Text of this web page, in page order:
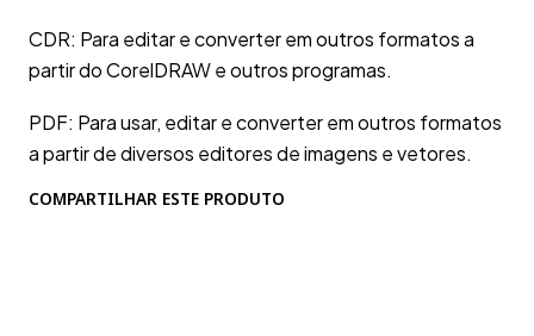
CDR: Para editar e converter em outros formatos a
partir do CorelDRAW e outros programas.
PDF: Para usar, editar e converter em outros formatos
a partir de diversos editores de imagens e vetores.
COMPARTILHAR ESTE PRODUTO